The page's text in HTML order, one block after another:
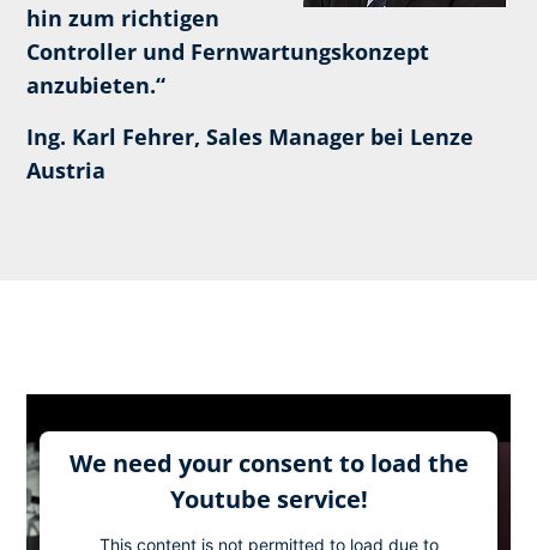
hin zum richtigen
Controller und Fernwartungskonzept
anzubieten.“
Ing. Karl Fehrer, Sales Manager bei Lenze
Austria
We need your consent to load the
Youtube service!
This content is not permitted to load due to